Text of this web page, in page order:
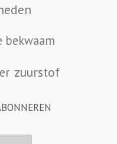
bekwaam
zuurstof